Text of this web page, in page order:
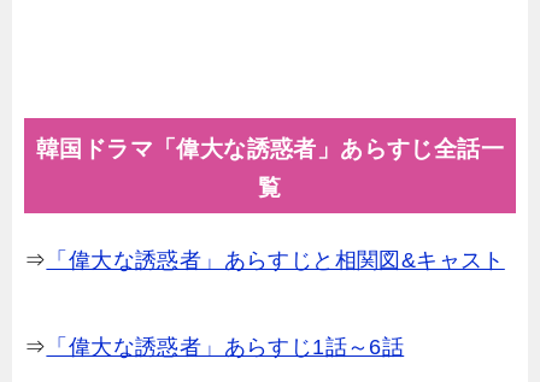
韓国ドラマ「偉大な誘惑者」あらすじ全話一
覧
⇒ 「偉大な誘惑者」あらすじと相関図&キャスト
⇒ 「偉大な誘惑者」あらすじ1話～6話